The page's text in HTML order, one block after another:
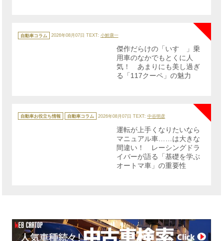
テ
ゴ
自動車コラム 2026年08月07日 TEXT: 小鮒康一
傑作だらけの「いすゞ」乗
用車のなかでもとくに人
気！ あまりにも美し過ぎ
る「117クーペ」の魅力
テ
ゴ
自動車お役立ち情報 自動車コラム 2026年08月07日 TEXT: 中谷明彦
運転が上手くなりたいなら
マニュアル車……は大きな
間違い！ レーシングドラ
イバーが語る「基礎を学ぶ
オートマ車」の重要性